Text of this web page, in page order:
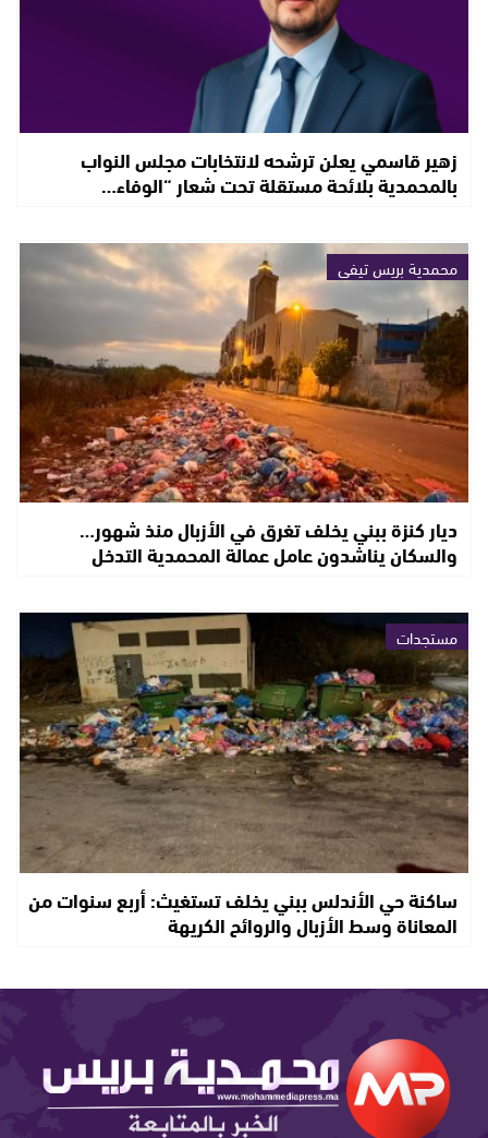
زهير قاسمي يعلن ترشحه لانتخابات مجلس النواب
بالمحمدية بلائحة مستقلة تحت شعار “الوفاء…
محمدية بريس تيفي
ديار كنزة ببني يخلف تغرق في الأزبال منذ شهور…
والسكان يناشدون عامل عمالة المحمدية التدخل
مستجدات
ساكنة حي الأندلس ببني يخلف تستغيث: أربع سنوات من
المعاناة وسط الأزبال والروائح الكريهة